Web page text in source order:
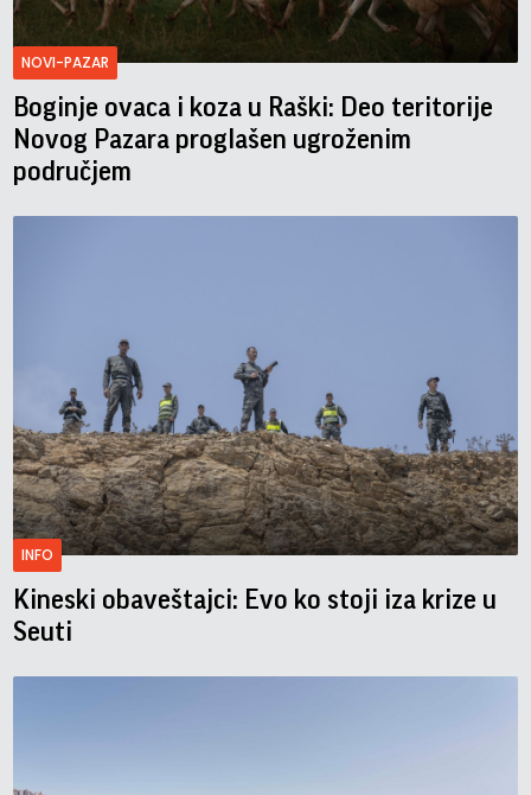
NOVI-PAZAR
Boginje ovaca i koza u Raški: Deo teritorije
Novog Pazara proglašen ugroženim
područjem
INFO
Kineski obaveštajci: Evo ko stoji iza krize u
Seuti